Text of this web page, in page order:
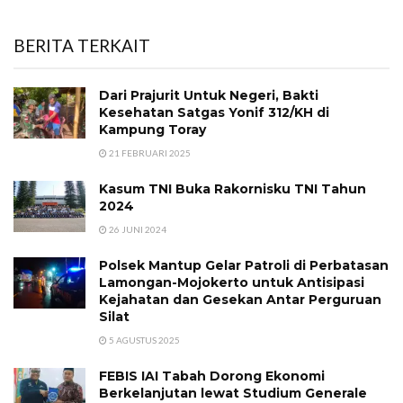
BERITA TERKAIT
Dari Prajurit Untuk Negeri, Bakti
Kesehatan Satgas Yonif 312/KH di
Kampung Toray
21 FEBRUARI 2025
Kasum TNI Buka Rakornisku TNI Tahun
2024
26 JUNI 2024
Polsek Mantup Gelar Patroli di Perbatasan
Lamongan-Mojokerto untuk Antisipasi
Kejahatan dan Gesekan Antar Perguruan
Silat
5 AGUSTUS 2025
FEBIS IAI Tabah Dorong Ekonomi
Berkelanjutan lewat Studium Generale